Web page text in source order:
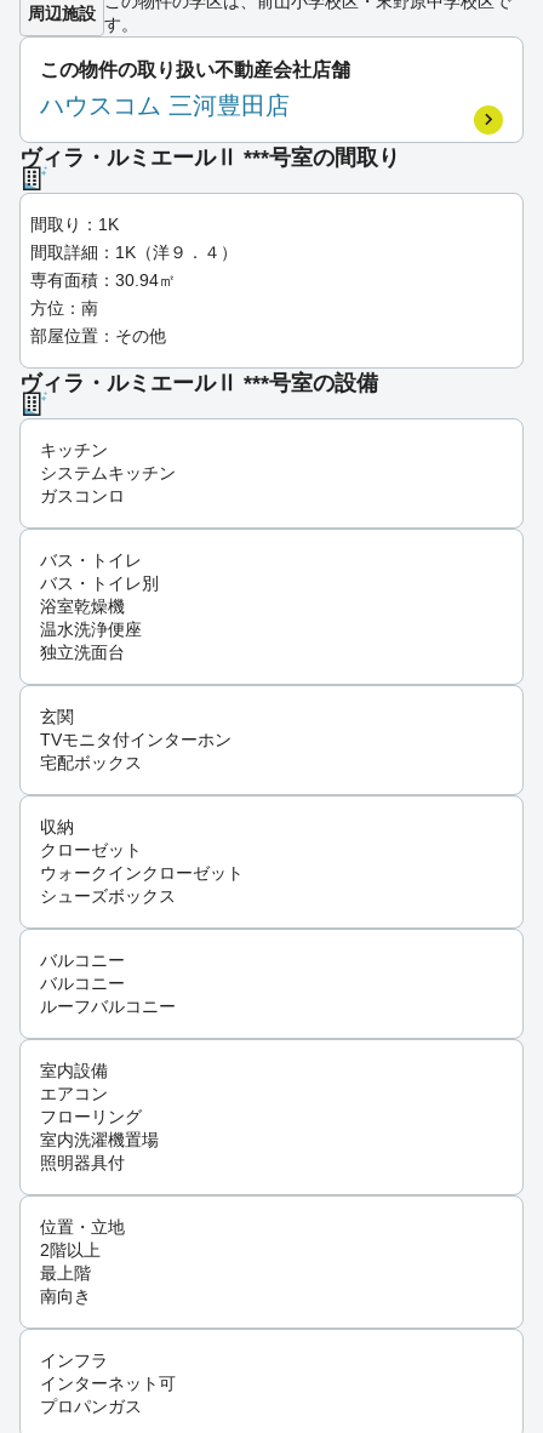
周辺施設
す。
この物件の取り扱い不動産会社店舗
ハウスコム 三河豊田店
ヴィラ・ルミエールⅡ ***号室の間取り
間取り：1K
間取詳細：1K（洋９．４）
専有面積：30.94㎡
方位：南
部屋位置：その他
ヴィラ・ルミエールⅡ ***号室の設備
キッチン
システムキッチン
ガスコンロ
バス・トイレ
バス・トイレ別
浴室乾燥機
温水洗浄便座
独立洗面台
玄関
TVモニタ付インターホン
宅配ボックス
収納
クローゼット
ウォークインクローゼット
シューズボックス
バルコニー
バルコニー
ルーフバルコニー
室内設備
エアコン
フローリング
室内洗濯機置場
照明器具付
位置・立地
2階以上
最上階
南向き
インフラ
インターネット可
プロパンガス